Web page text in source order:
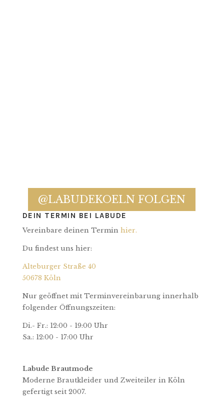
@LABUDEKOELN FOLGEN
DEIN TERMIN BEI LABUDE
Vereinbare deinen Termin hier.
Du findest uns hier:
Alteburger Straße 40
50678 Köln
Nur geöffnet mit Terminvereinbarung innerhalb
folgender Öffnungszeiten:
Di.- Fr.: 12:00 - 19:00 Uhr
Sa.: 12:00 - 17:00 Uhr
Labude Brautmode
Moderne Brautkleider und Zweiteiler in Köln
gefertigt seit 2007.